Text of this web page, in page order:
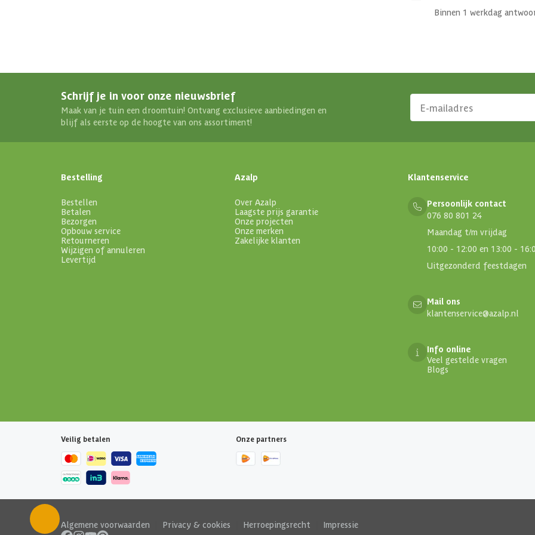
Binnen 1 werkdag
Schrijf je in voor onze nieuwsbrief
Maak van je tuin een droomtuin! Ontvang exclusieve aanbiedingen en
blijf als eerste op de hoogte van ons assortiment!
Bestelling
Bestellen
Betalen
Bezorgen
Opbouw service
Retourneren
Wijzigen of annuleren
Levertijd
Azalp
Over Azalp
Laagste prijs garantie
Onze projecten
Onze merken
Zakelijke klanten
Klantenservice
Persoonlijk contact
076 80 801 24
Maandag t/m vrijdag
10:00 - 12:00 en 13:00 -
Uitgezonderd feestdagen
Mail ons
klantenservice@azalp.nl
Info online
Veel gestelde vragen
Blogs
Veilig betalen Onze partners
Algemene voorwaarden Privacy & cookies Herroepingsrecht Impressie